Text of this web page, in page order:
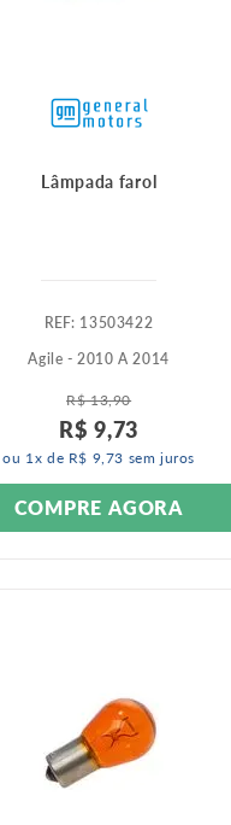
Lâmpada farol
: 13503422
Agile - 2010 A 2014
R$ 13,90
R$ 9,73
ou 1 x de R$ 9 73 sem juros
COMPRE AGORA